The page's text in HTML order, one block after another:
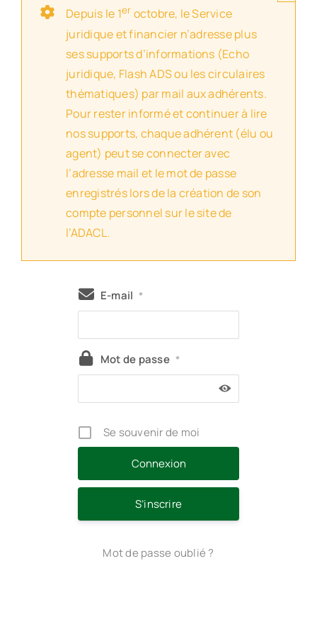
Depuis le 1er octobre, le Service
juridique et financier n’adresse plus
ses supports d’informations (Echo
juridique, Flash ADS ou les circulaires
thématiques) par mail aux adhérents.
Pour rester informé et continuer à lire
nos supports, chaque adhérent (élu ou
agent) peut se connecter avec
l’adresse mail et le mot de passe
enregistrés lors de la création de son
compte personnel sur le site de
l’ADACL.
E-mail *
Mot de passe *
Se souvenir de moi
S’inscrire
Mot de passe oublié ?